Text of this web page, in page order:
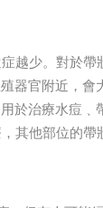
越少。對於帶
器官附近，會
於治療水痘﹑
其他部位的帶